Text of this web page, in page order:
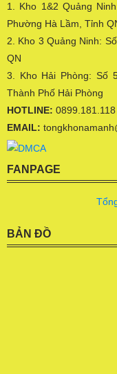
1. Kho 1&2 Quảng
Phường Hà Lầm, Tỉnh
2. Kho 3 Quảng Ninh:
QN
3. Kho Hải Phòng: Số
Thành Phố Hải Phòng
HOTLINE: 0899.181.118
EMAIL:
FANPAGE
BẢN ĐỒ